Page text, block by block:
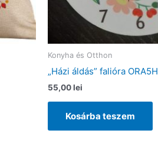
Konyha és Otthon
„Házi áldás” falióra ORA5H
55,00lei
Kosárba teszem